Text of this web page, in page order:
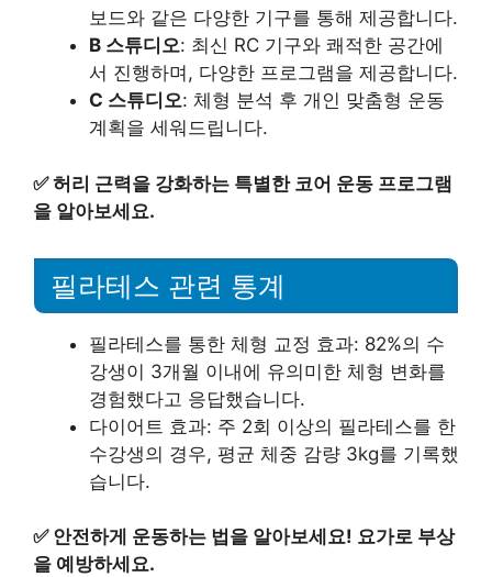
보드와 같은 다양한 기구를 통해 제공합니다.
B 스튜디오: 최신 RC 기구와 쾌적한 공간에
서 진행하며, 다양한 프로그램을 제공합니다.
C 스튜디오: 체형 분석 후 개인 맞춤형 운동
계획을 세워드립니다.
✅허리 근력을 강화하는 특별한 코어 운동 프로그램
을 알아보세요.
필라테스 관련 통계
필라테스를 통한 체형 교정 효과: 82%의 수
강생이 3개월 이내에 유의미한 체형 변화를
경험했다고 응답했습니다.
다이어트 효과: 주 2회 이상의 필라테스를 한
수강생의 경우, 평균 체중 감량 3kg를 기록했
습니다.
✅ 안전하게 운동하는 법을 알아보세요! 요가로 부상
을 예방하세요.